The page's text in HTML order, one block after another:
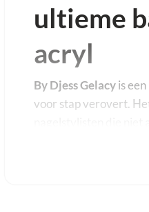
ultieme
acryl
By Djess Gelacyis
voor stap verovert.